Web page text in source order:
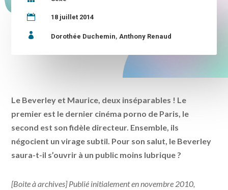
 18 juillet 2014
 Dorothée Duchemin, Anthony Renaud
Le Beverley et Maurice, deux inséparables ! Le
premier est le dernier cinéma porno de Paris, le
second est son fidèle directeur. Ensemble, ils
négocient un virage subtil. Pour son salut, le Beverley
saura-t-il s’ouvrir à un public moins lubrique ?
[Boite à archives] Publié initialement en novembre 2010,